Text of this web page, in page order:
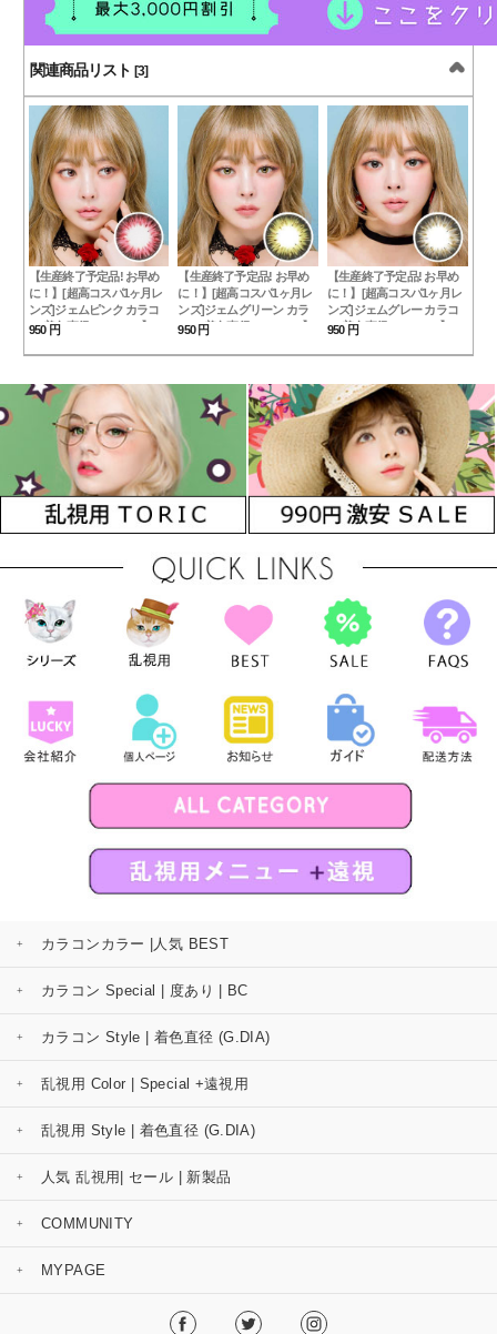
関連商品リスト [3]
【生産終了予定品! お早め
に！】[超高コスパ1ヶ月レ
ンズ]ジェムピンク カラコ
ン[着色直径：13.0mm】シ
とり発色Gem pink
950 円
【生産終了予定品! お早め
に！】[超高コスパ1ヶ月レ
ンズ]ジェムグリーン カラ
コン[着色直径：13.0mm】
級発色Gem Green
950 円
【生産終了予定品! お早め
に！】[超高コスパ1ヶ月レ
ンズ]ジェムグレー カラコ
ン[着色直径：13.0mm】シ
ドルみたいGem Gray
950 円
カラコンカラー |人気 BEST
カラコン Special | 度あり | BC
カラコン Style | 着色直径 (G.DIA)
乱視用 Color | Special +遠視用
乱視用 Style | 着色直径 (G.DIA)
人気 乱視用| セール | 新製品
COMMUNITY
MYPAGE